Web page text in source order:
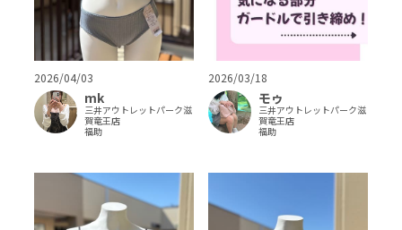
2026/04/03
mk
三井アウトレットパーク滋
賀竜王店
福助
2026/03/18
モゥ
三井アウトレットパーク滋
賀竜王店
福助